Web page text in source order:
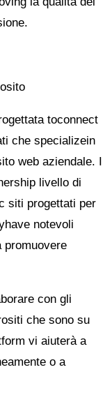
toconnect
che specializein
web aziendale. I
livello di
siti progettati per
notevoli
promuovere
con gli
che sono su
vi aiuterà a
o a